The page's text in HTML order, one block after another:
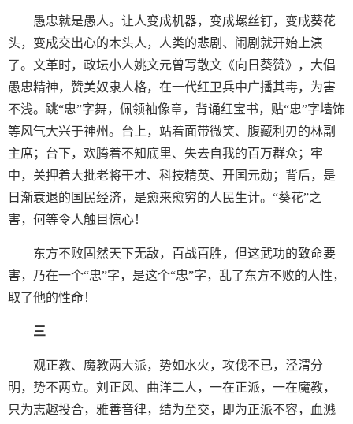
愚忠就是愚人。让人变成机器，变成螺丝钉，变成葵花
头，变成交出心的木头人，人类的悲剧、闹剧就开始上演
了。文革时，政坛小人姚文元曾写散文《向日葵赞》，大倡
愚忠精神，赞美奴隶人格，在一代红卫兵中广播其毒，为害
不浅。跳“忠”字舞，佩领袖像章，背诵红宝书，贴“忠”字墙饰
等风气大兴于神州。台上，站着面带微笑、腹藏利刃的林副
主席；台下，欢腾着不知底里、失去自我的百万群众；牢
中，关押着大批老将干才、科技精英、开国元勋；背后，是
日渐衰退的国民经济，是愈来愈穷的人民生计。“葵花”之
害，何等令人触目惊心！
东方不败固然天下无敌，百战百胜，但这武功的致命要
害，乃在一个“忠”字，是这个“忠”字，乱了东方不败的人性，
取了他的性命！
三
观正教、魔教两大派，势如水火，攻伐不已，泾渭分
明，势不两立。刘正风、曲洋二人，一在正派，一在魔教，
只为志趣投合，雅善音律，结为至交，即为正派不容，血溅